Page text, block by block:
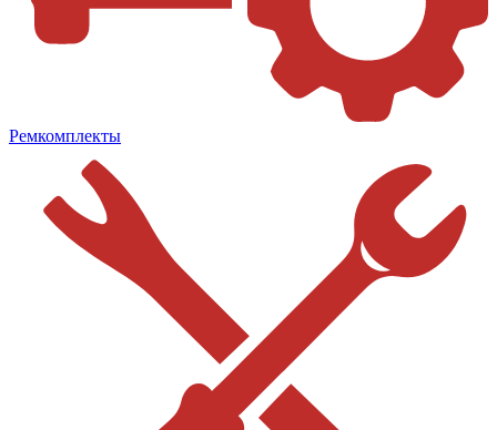
Ремкомплекты